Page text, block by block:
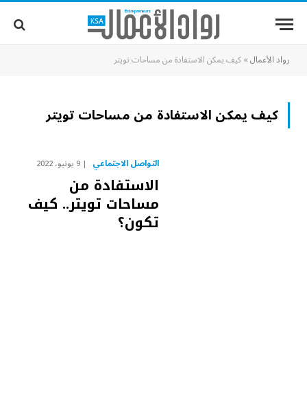
رواد الأعمال»كيف يمكن الاستفادة من مساحات تويتر
كيف يمكن الاستفادة من مساحات تويتر
التواصل الاجتماعي 9 يونيو، 2022
الاستفادة من
مساحات تويتر.. كيف
تكون؟